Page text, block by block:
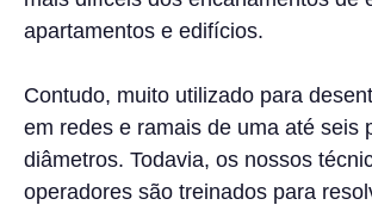
apartamentos e edifícios.
Contudo, muito utilizado para
em redes e ramais de uma até seis
diâmetros. Todavia, os nossos
operadores são treinados para